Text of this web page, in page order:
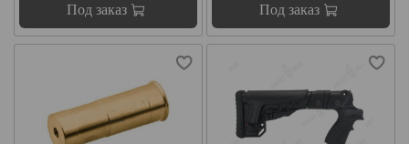
Под заказ Под заказ